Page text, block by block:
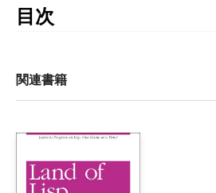
目次
まえがき
1章　F#の紹介
    1.1　F#のはじめの一歩
    1.2　Visual Studio 2010
関連書籍